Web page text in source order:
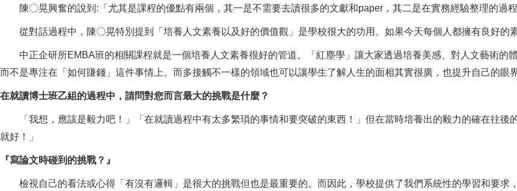
陳〇晃興奮的說到:「尤其是課程的優點有兩個，其一是不需要去讀很多的文獻和paper，其二是在實務經驗整理的過程
從對話過程中，陳〇晃特別提到「培養人文素養以及好的價值觀」是學校很大的功用。如果今天每個人都擁有良好的
中正企研所EMBA班的相關課程就是一個培養人文素養很好的管道。「紅塵學」讓大家透過培養美感、對人文藝術的
而不是專注在「如何賺錢」這件事情上。而多接觸不一樣的領域也可以讓學生了解人生的面相其實很廣，也提升自己的眼界
在就讀博士班乙組的過程中，請問對您而言最大的挑戰是什麼？
「我想，應該是毅力吧！」「在就讀過程中有太多繁瑣的事情和要突破的東西！」但在當時培養出的毅力的確在往後
就好！」
『寫論文時碰到的挑戰？』
檢視自己的看法或心得「有沒有邏輯」是很大的挑戰但也是最重要的。而因此，學校提供了我們系統性的學習和要求